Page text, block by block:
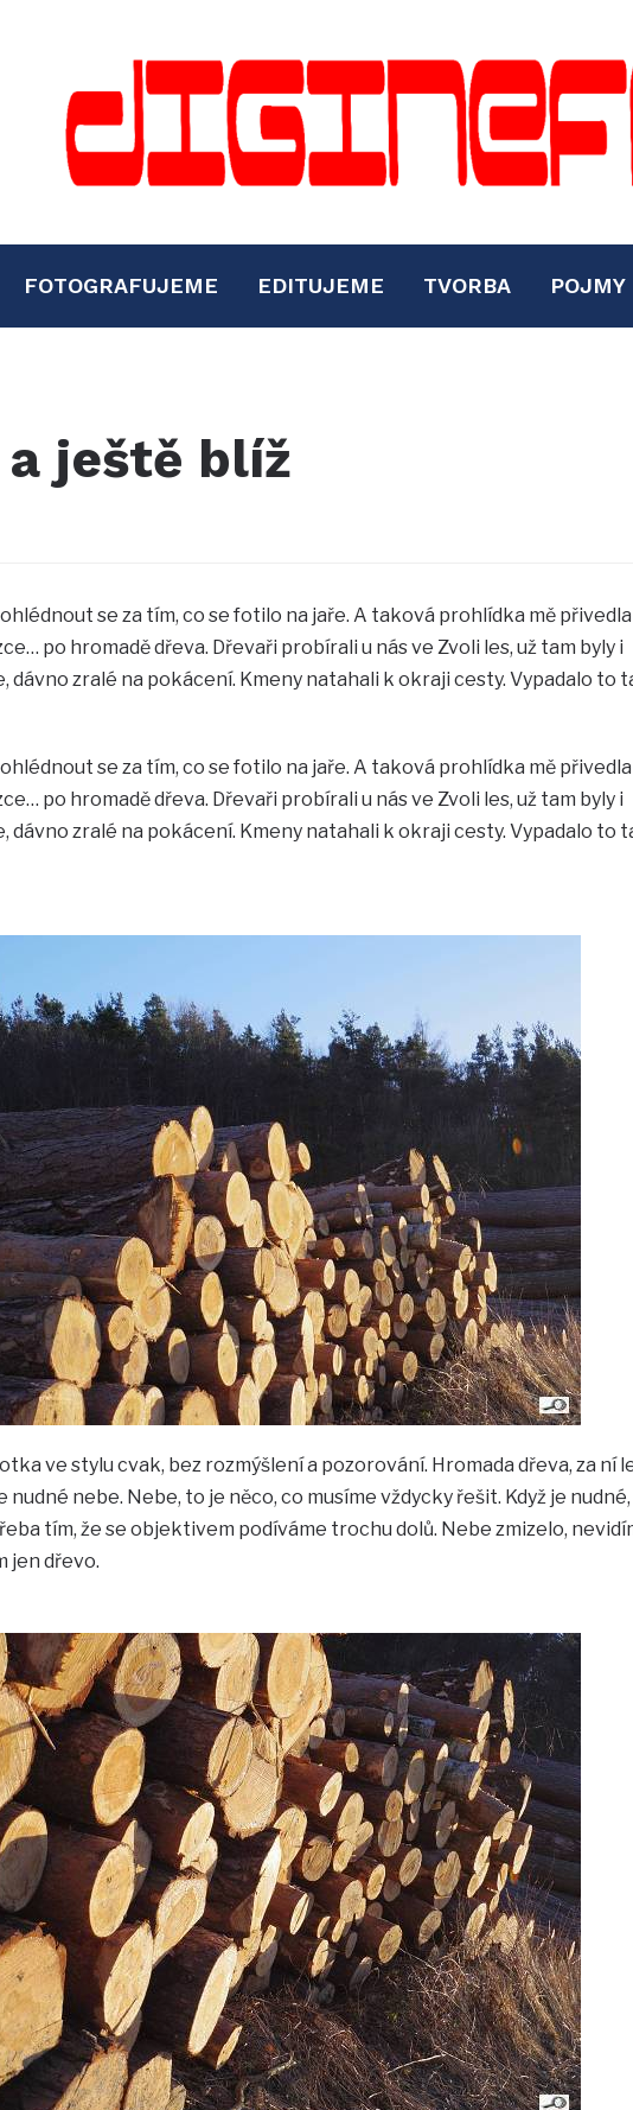
FOTOGRAFUJEME EDITUJEME TVORBA POJMY
ještě blíž
se za tím, co se fotilo na jaře. A taková prohlídka mě
po hromadě dřeva. Dřevaři probírali u nás ve Zvoli les, už tam byly i
zralé na pokácení. Kmeny natahali k okraji cesty. Vypadalo to
se za tím, co se fotilo na jaře. A taková prohlídka mě
po hromadě dřeva. Dřevaři probírali u nás ve Zvoli les, už tam byly i
zralé na pokácení. Kmeny natahali k okraji cesty. Vypadalo to
ve stylu cvak, bez rozmýšlení a pozorování. Hromada dřeva, za ní
nudné nebe. Nebe, to je něco, co musíme vždycky řešit. Když je nudné,
tím, že se objektivem podíváme trochu dolů. Nebe zmizelo,
jen dřevo.